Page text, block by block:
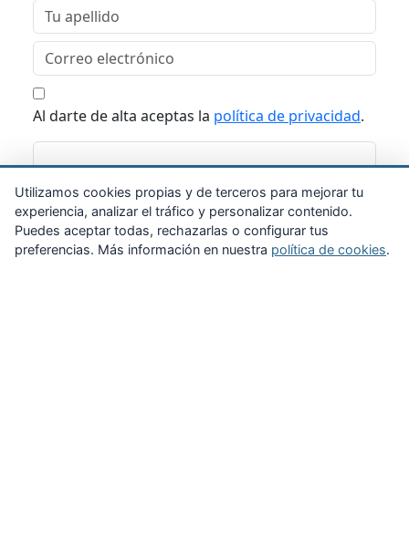
Al darte de alta aceptas la política de privacidad.
Suscribirme
Utilizamos cookies propias y de terceros para mejorar tu
experiencia, analizar el tráfico y personalizar contenido.
Puedes aceptar todas, rechazarlas o configurar tus
preferencias. Más información en nuestra política de cookies.